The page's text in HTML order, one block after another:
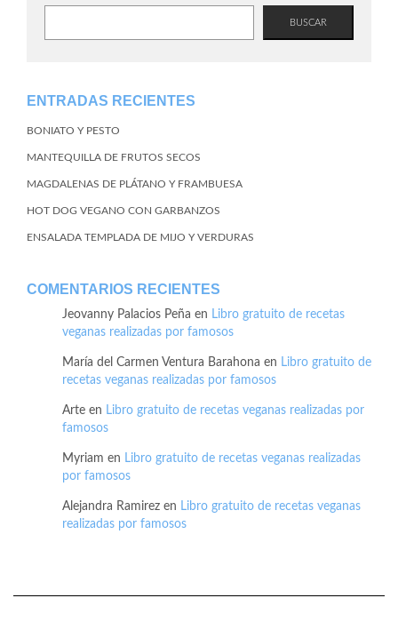
BUSCAR
ENTRADAS RECIENTES
BONIATO Y PESTO
MANTEQUILLA DE FRUTOS SECOS
MAGDALENAS DE PLÁTANO Y FRAMBUESA
HOT DOG VEGANO CON GARBANZOS
ENSALADA TEMPLADA DE MIJO Y VERDURAS
COMENTARIOS RECIENTES
Jeovanny Palacios Peña en Libro gratuito de recetas
veganas realizadas por famosos
María del Carmen Ventura Barahona en Libro gratuito de
recetas veganas realizadas por famosos
Arte en Libro gratuito de recetas veganas realizadas por
famosos
Myriam en Libro gratuito de recetas veganas realizadas
por famosos
Alejandra Ramirez en Libro gratuito de recetas veganas
realizadas por famosos